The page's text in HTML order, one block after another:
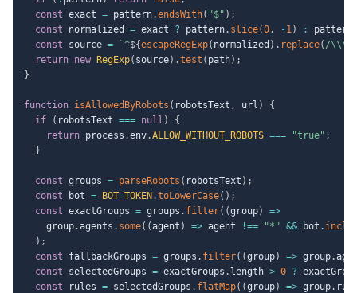
const exact = pattern.endsWith( "$" ) ;
const normalized = exact ? pattern. slice(0, - 1) : pattern
const source = ` ^${escapeRegExp( normalized ) . replace( /\\\*
return new RegExp( source) .test ( path) ;
}
function isAllowedByRobots ( robotsText , url )
{
if
( robotsText === null )
{
return process .env.ALLOW_WITHOUT_ROBOTS === "true" ;
}
const groups = parseRobots ( robotsText ) ;
const bot = BOT_TOKEN .toLowerCase( ) ;
const exactGroups = groups . filter( (group)
=>
    group
.agents . some( (agent ) => agent !== "*" && bot .
) ;
const fallbackGroups = groups . filter( (group) => group.
const selectedGroups = exactGroups . length > 0 ?
const rules = selectedGroups . flatMap( (group) => group.